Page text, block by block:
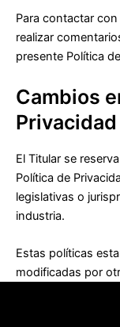
Para contactar
realizar
presente Política
Cambios
Privacidad
El Titular se
Política de
legislativas o
industria.
Estas políticas
modificadas por